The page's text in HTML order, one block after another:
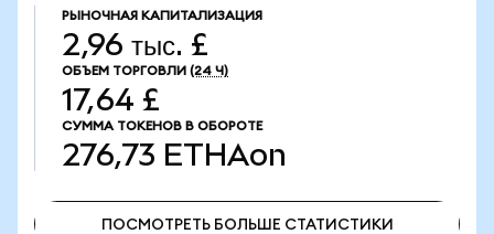
РЫНОЧНАЯ КАПИТАЛИЗАЦИЯ
2,96 тыс. £
ОБЪЕМ ТОРГОВЛИ (24 Ч)
17,64 £
СУММА ТОКЕНОВ В ОБОРОТЕ
276,73 ETHAon
ПОСМОТРЕТЬ БОЛЬШЕ СТАТИСТИКИ